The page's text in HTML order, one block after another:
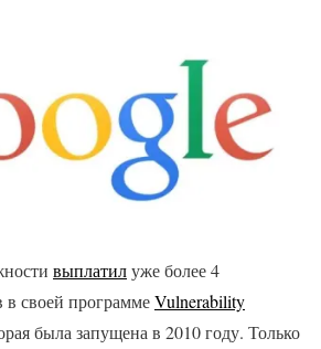
выплатилуже более 4
своей программеVulnerability
была запущена в 2010 году. Только